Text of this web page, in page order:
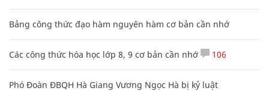
Bảng công thức đạo hàm nguyên hàm cơ bản cần nhớ
Các công thức hóa học lớp 8, 9 cơ bản cần nhớ 106
Phó Đoàn ĐBQH Hà Giang Vương Ngọc Hà bị kỷ luật